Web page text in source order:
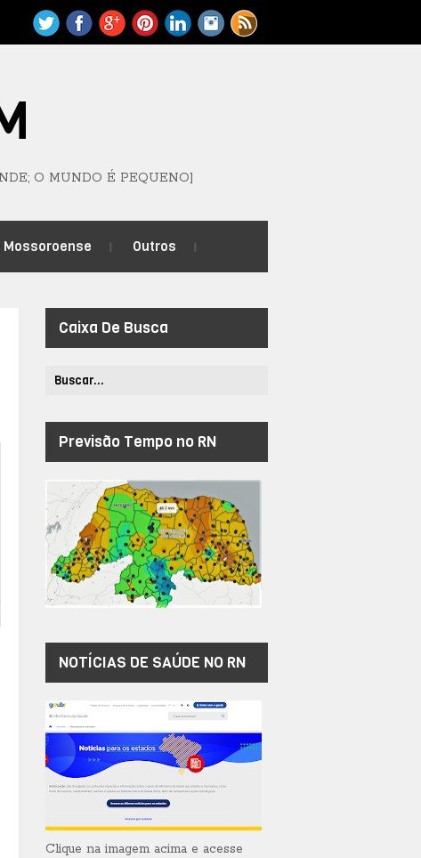
O MUNDO É PEQUENO]
Mossoroense Outros
Caixa De Busca
Previsão Tempo no RN
NOTÍCIAS DE SAÚDE NO RN
Clique na imagem acima e acesse